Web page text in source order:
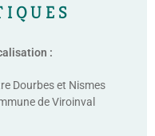
:
Dourbes et Nismes
de Viroinval